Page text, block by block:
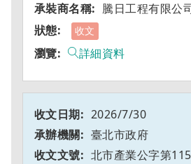
騰日工程有限公
收文
詳細資料
2026/7/30
臺北市政府
北市產業公字第